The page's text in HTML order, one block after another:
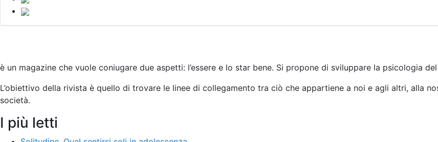
è un magazine che vuole coniugare due aspetti: l’essere e lo star bene. Si propone di sviluppare la psicologia del
L’obiettivo della rivista è quello di trovare le linee di collegamento tra ciò che appartiene a noi e agli altri, alla
società.
I più letti